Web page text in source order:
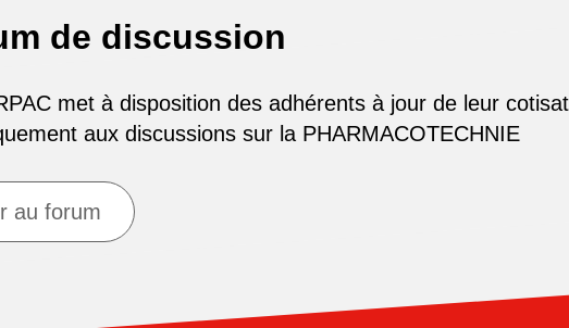
de discussion
met à disposition des adhérents à jour de leur
aux discussions sur la PHARMACOTECHNIE
au forum